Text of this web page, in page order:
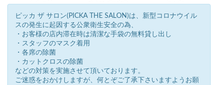
ピッカ ザ サロン(PICKA THE SALON)は、新型コロナウイル
スの発生に起因する公衆衛生安全の為、
・お客様の店内滞在時は清潔な手袋の無料貸し出し
・スタッフのマスク着用
・各席の除菌
・カットクロスの除菌
などの対策を実施させて頂いております。
ご迷惑をおかけしますが、何とぞご了承下さいますようお願